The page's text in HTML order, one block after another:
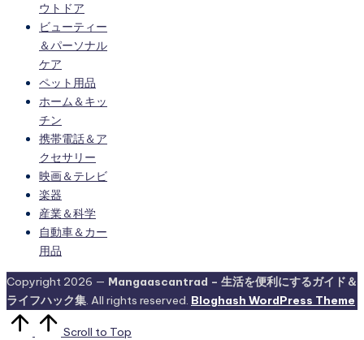
ウトドア
ビューティー
＆パーソナル
ケア
ペット用品
ホーム＆キッ
チン
携帯電話＆ア
クセサリー
映画＆テレビ
楽器
産業＆科学
自動車＆カー
用品
Copyright 2026 — Mangaascantrad – 生活を便利にするガイド＆
ライフハック集. All rights reserved. Bloghash WordPress Theme
Scroll to Top